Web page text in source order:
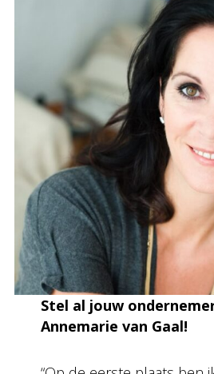
Stel al jouw
Annemarie van Gaal!